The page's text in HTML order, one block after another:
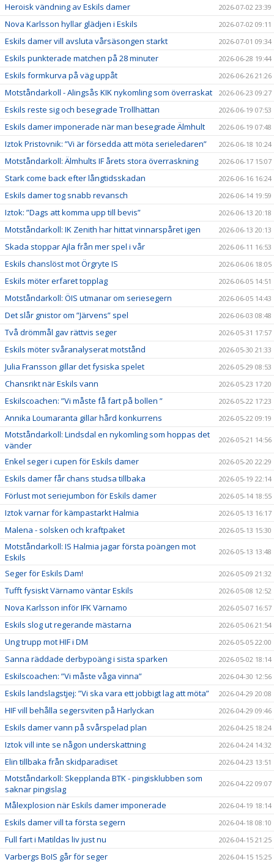
Heroisk vändning av Eskils damer 2026-07-02 23:39
Nova Karlsson hyllar glädjen i Eskils 2026-07-02 09:11
Eskils damer vill avsluta vårsäsongen starkt 2026-07-01 09:34
Eskils punkterade matchen på 28 minuter 2026-06-28 19:44
Eskils formkurva på väg uppåt 2026-06-26 21:26
Motståndarkoll - Alingsås KIK nykomling som överraskat 2026-06-23 09:27
Eskils reste sig och besegrade Trollhättan 2026-06-19 07:53
Eskils damer imponerade när man besegrade Älmhult 2026-06-19 07:48
Iztok Pristovnik: ”Vi är försedda att möta serieledaren” 2026-06-18 10:24
Motståndarkoll: Älmhults IF årets stora överraskning 2026-06-17 15:07
Stark come back efter långtidsskadan 2026-06-16 16:24
Eskils damer tog snabb revansch 2026-06-14 19:59
Iztok: ”Dags att komma upp till bevis” 2026-06-13 20:18
Motståndarkoll: IK Zenith har hittat vinnarspåret igen 2026-06-13 20:13
Skada stoppar Ajla från mer spel i vår 2026-06-11 16:53
Eskils chanslöst mot Örgryte IS 2026-06-06 18:05
Eskils möter erfaret topplag 2026-06-05 14:51
Motståndarkoll: ÖIS utmanar om seriesegern 2026-06-05 14:43
Det slår gnistor om ”Järvens” spel 2026-06-03 08:48
Två drömmål gav rättvis seger 2026-05-31 17:57
Eskils möter svåranalyserat motstånd 2026-05-30 21:33
Julia Fransson gillar det fysiska spelet 2026-05-29 08:53
Chansrikt när Eskils vann 2026-05-23 17:20
Eskilscoachen: ”Vi måste få fart på bollen ” 2026-05-22 17:23
Annika Loumaranta gillar hård konkurrens 2026-05-22 09:19
Motståndarkoll: Lindsdal en nykomling som hoppas det
vänder
2026-05-21 14:56
Enkel seger i cupen för Eskils damer 2026-05-20 22:29
Eskils damer får chans studsa tillbaka 2026-05-19 22:14
Förlust mot seriejumbon för Eskils damer 2026-05-14 18:55
Iztok varnar för kämpastarkt Halmia 2026-05-13 16:17
Malena - solsken och kraftpaket 2026-05-13 15:30
Motståndarkoll: IS Halmia jagar första poängen mot
Eskils
2026-05-13 13:48
Seger för Eskils Dam! 2026-05-09 21:32
Tufft fysiskt Värnamo väntar Eskils 2026-05-08 12:52
Nova Karlsson inför IFK Värnamo 2026-05-07 16:57
Eskils slog ut regerande mästarna 2026-05-06 21:54
Ung trupp mot HIF i DM 2026-05-05 22:00
Sanna räddade derbypoäng i sista sparken 2026-05-02 18:14
Eskilscoachen: ”Vi måste våga vinna” 2026-04-30 12:56
Eskils landslagstjej: ”Vi ska vara ett jobbigt lag att möta” 2026-04-29 20:08
HIF vill behålla segersviten på Harlyckan 2026-04-29 09:46
Eskils damer vann på svårspelad plan 2026-04-25 18:24
Iztok vill inte se någon underskattning 2026-04-24 14:32
Elin tillbaka från skidparadiset 2026-04-23 13:51
Motståndarkoll: Skepplanda BTK - pingisklubben som
saknar pingislag
2026-04-22 09:07
Målexplosion när Eskils damer imponerade 2026-04-19 18:14
Eskils damer vill ta första segern 2026-04-18 08:10
Full fart i Matildas liv just nu 2026-04-15 21:25
Varbergs BoIS går för seger 2026-04-15 15:25